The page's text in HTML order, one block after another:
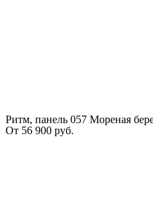
Ритм, панель 057 Мореная
От 56 900 руб.